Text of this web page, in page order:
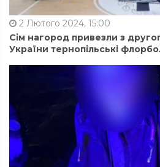
2 Лютого 2024, 15:00
Сім нагород привезли з
України тернопільські